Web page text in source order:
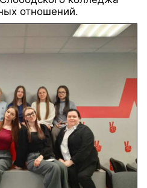
отношений.